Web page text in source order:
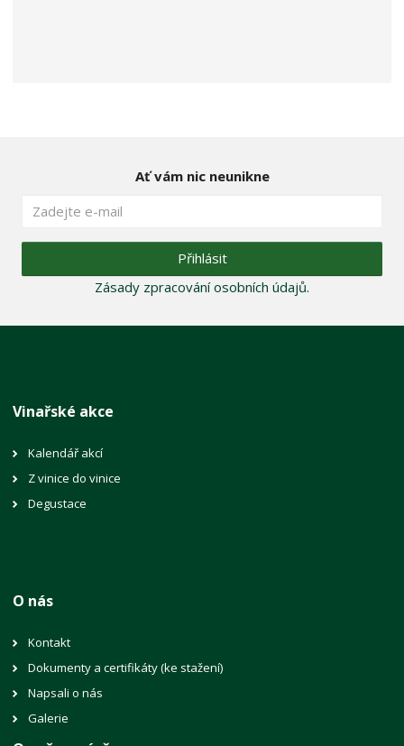
Ať vám nic neunikne
Přihlásit
Zásady zpracování osobních údajů.
Vinařské akce
Kalendář akcí
Z vinice do vinice
Degustace
O nás
Kontakt
Dokumenty a certifikáty (ke stažení)
Napsali o nás
Galerie